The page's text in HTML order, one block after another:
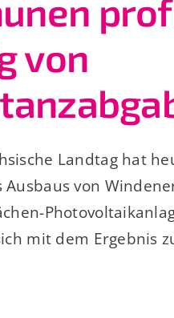
von
Landtag hat
Ausbaus von
mit dem Ergebnis